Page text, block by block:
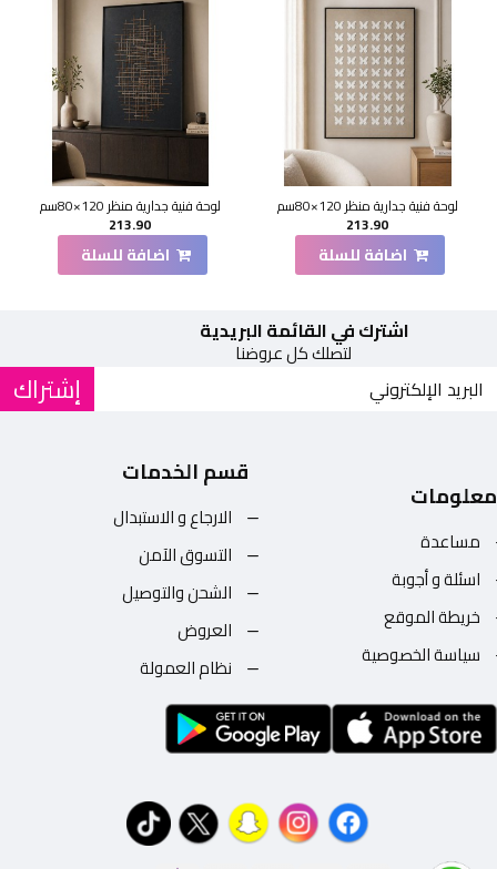
لوحة فنية جدارية منظر 120×80سم
213.90
اضافة للسلة
لوحة فنية جدارية منظر 120×80سم
213.90
اضافة للسلة
اشترك في القائمة البريدية
لتصلك كل عروضنا
إشتراك
معلومات
مساعدة
اسئلة و أجوبة
خريطة الموقع
سياسة الخصوصية
قسم الخدمات
الارجاع و الاستبدال
التسوق الآمن
الشحن والتوصيل
العروض
نظام العمولة